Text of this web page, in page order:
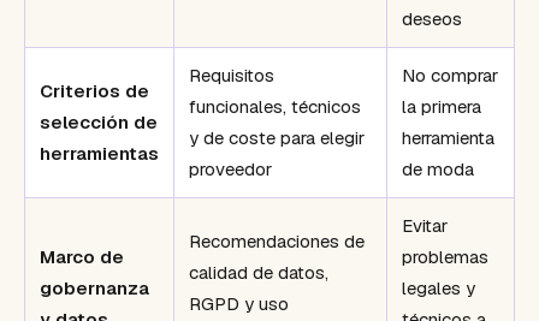
deseos
Criterios de
selección de
herramientas
Requisitos
funcionales, técnicos
y de coste para elegir
proveedor
No comprar
la primera
herramienta
de moda
Marco de
gobernanza
Recomendaciones de
calidad de datos,
RGPD y uso
Evitar
problemas
legales y